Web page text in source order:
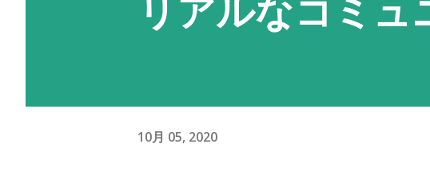
リアルなコミュ
10月 05, 2020